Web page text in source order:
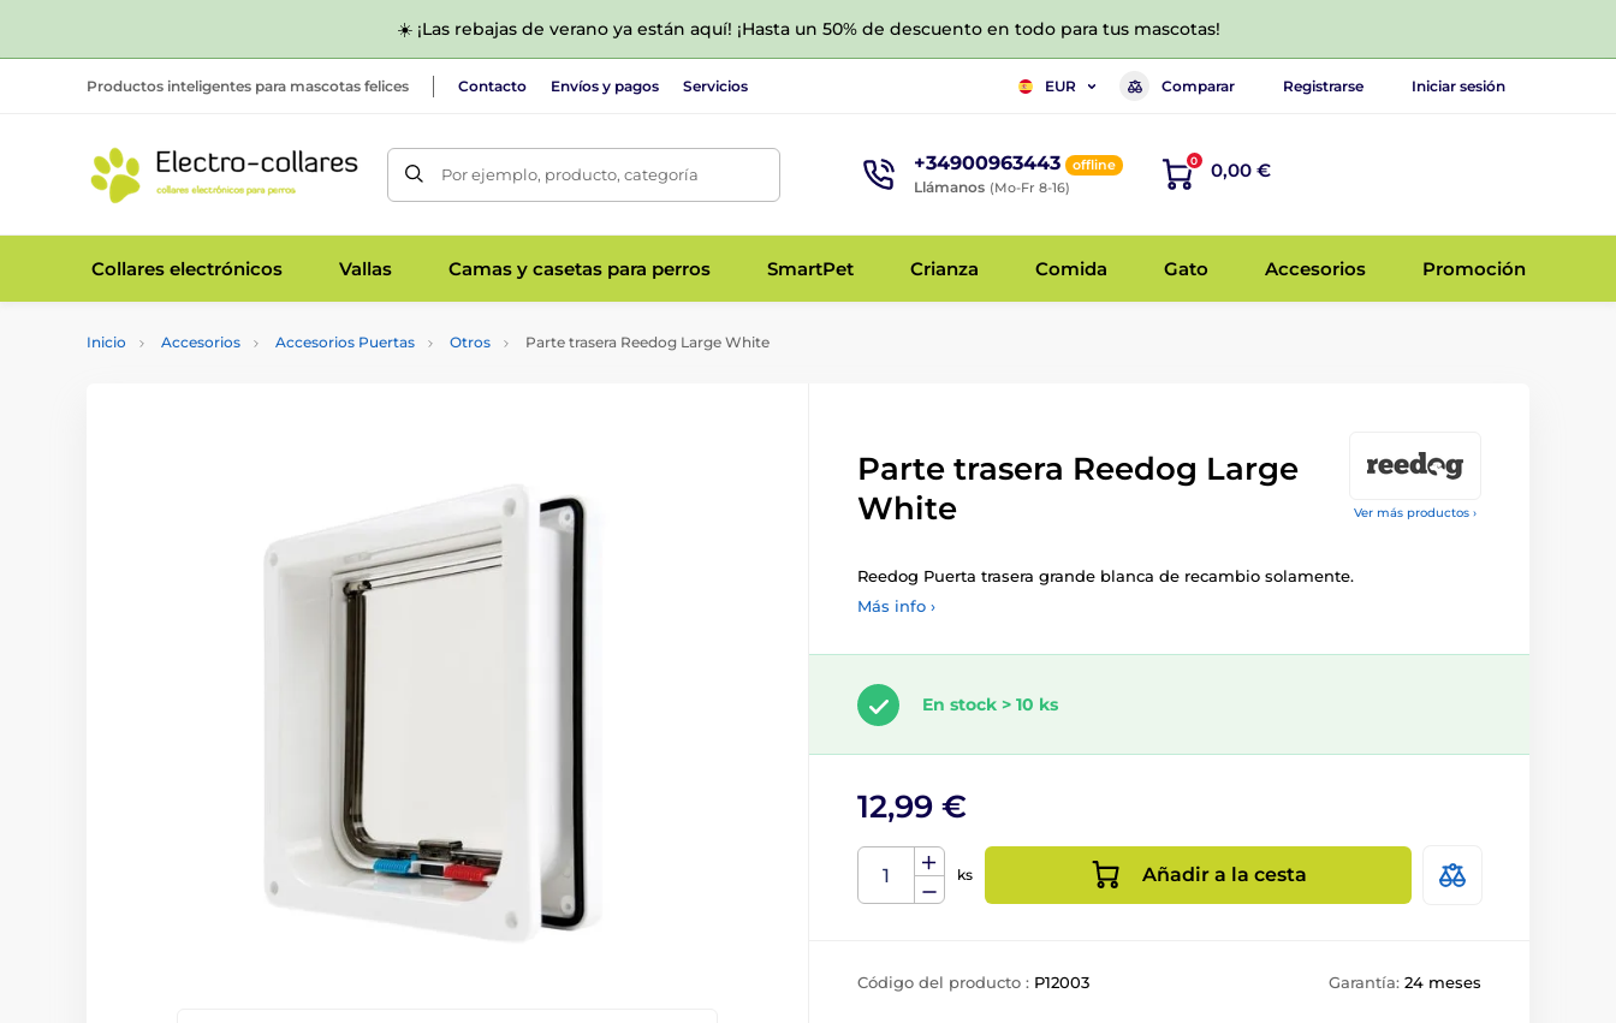
☀️ ¡Las rebajas de verano ya están aquí! ¡Hasta un 50% de descuento en todo para tus mascotas!
Productos inteligentes para mascotas felices Contacto Envíos y pagos Servicios EUR Comparar Registrarse Iniciar sesión
Por ejemplo, producto, categoría +34900963443 offline
Llámanos (Mo-Fr 8-16)
0 0,00 €
Collares electrónicos Vallas Camas y casetas para perros SmartPet Crianza Comida Gato Accesorios Promoción
Inicio Accesorios Accesorios Puertas Otros Parte trasera Reedog Large White
Ver más productos ›
Parte trasera Reedog Large
White
Reedog Puerta trasera grande blanca de recambio solamente.
Más info ›
En stock > 10 ks
12,99 €
ks Añadir a la cesta
Código del producto : P12003 Garantía: 24 meses